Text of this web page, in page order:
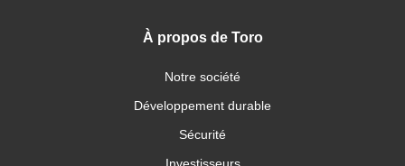
À propos de Toro
Notre société
Développement durable
Sécurité